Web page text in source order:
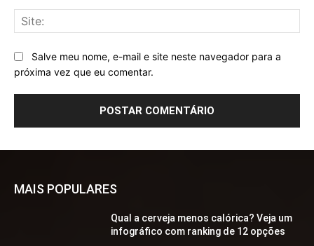
Salve meu nome, e-mail e site neste navegador para a
próxima vez que eu comentar.
MAIS POPULARES
Qual a cerveja menos calórica? Veja um
infográfico com ranking de 12 opções